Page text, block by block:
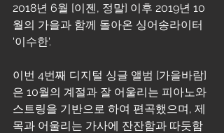
2018년 6월 [이젠, 정말] 이후 2019년 10
월의 가을과 함께 돌아온 싱어송라이터
'이수한'.
이번 4번째 디지털 싱글 앨범 [가을바람]
은 10월의 계절과 잘 어울리는 피아노와
스트링을 기반으로 하여 편곡했으며, 제
목과 어울리는 가사에 잔잔함과 따듯함